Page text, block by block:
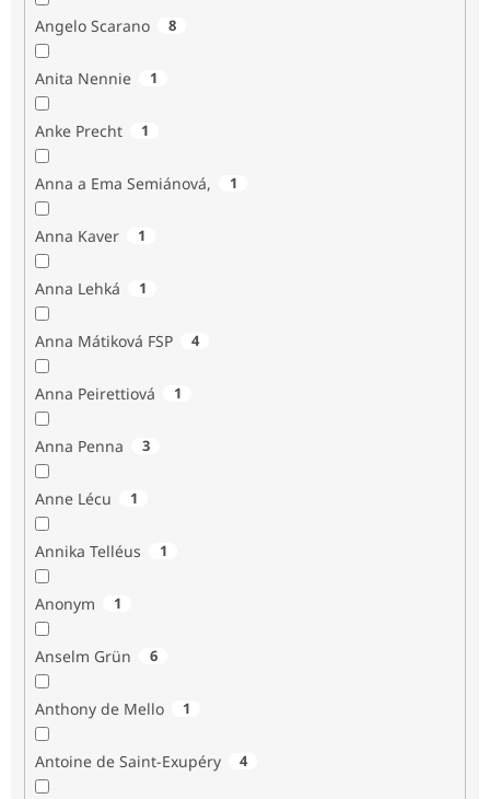
Angelo Scarano 8
Anita Nennie 1
Anke Precht 1
Anna a Ema Semiánová, 1
Anna Kaver 1
Anna Lehká 1
Anna Mátiková FSP 4
Anna Peirettiová 1
Anna Penna 3
Anne Lécu 1
Annika Telléus 1
Anonym 1
Anselm Grün 6
Anthony de Mello 1
Antoine de Saint-Exupéry 4